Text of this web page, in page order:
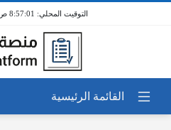
8:57:01 ص / 9 أغسطس 2026